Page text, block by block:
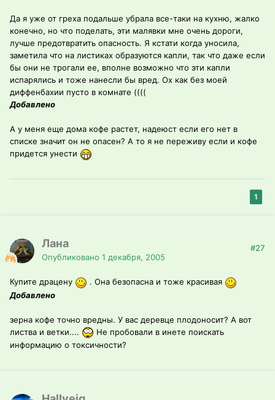
Да я уже от греха подальше убрала все-таки на кухню, жалко
конечно, но что поделать, эти малявки мне очень дороги,
лучше предотвратить опасность. Я кстати когда уносила,
заметила что на листиках образуются капли, так что даже если
бы они не трогали ее, вполне возможно что эти капли
испарялись и тоже нанесли бы вред. Ох как без моей
диффенбахии пусто в комнате ((((
Добавлено
А у меня еще дома кофе растет, надеюст если его нет в
списке значит он не опасен? А то я не переживу если и кофе
придется унести
1
Лана
Опубликовано 1 декабря, 2005
#27
Купите драцену
. Она безопасна и тоже красивая
Добавлено
зерна кофе точно вредны. У вас деревце плодоносит? А вот
листва и ветки....
Не пробовали в инете поискать
информацию о токсичности?